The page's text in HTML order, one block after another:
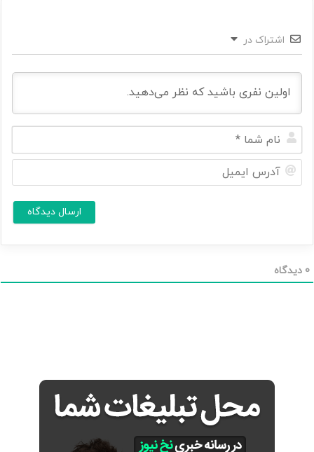
اشتراک در
م
م
0 دیدگاه